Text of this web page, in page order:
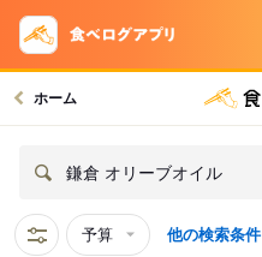
ホーム
鎌倉 オリーブオイル
予算 他の検索条件